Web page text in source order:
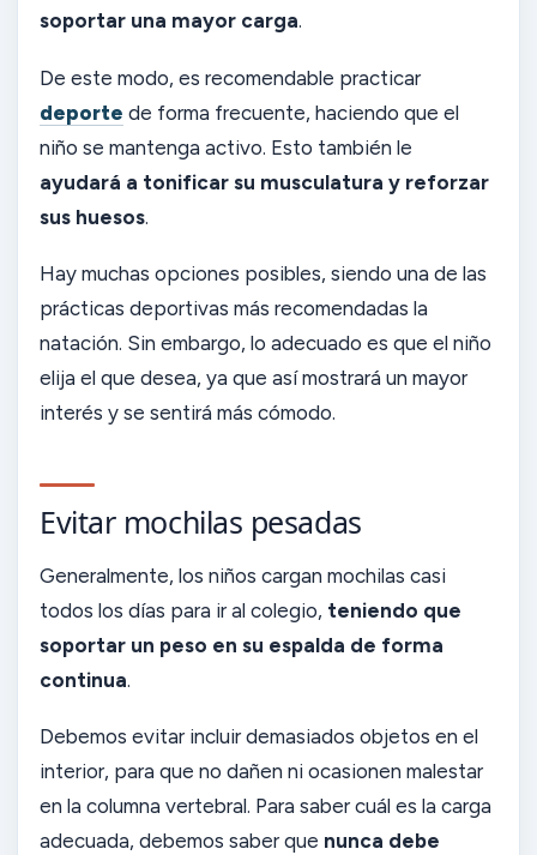
soportar una mayor carga.
De este modo, es recomendable practicar
deporte de forma frecuente, haciendo que el
niño se mantenga activo. Esto también le
ayudará a tonificar su musculatura y reforzar
sus huesos.
Hay muchas opciones posibles, siendo una de las
prácticas deportivas más recomendadas la
natación. Sin embargo, lo adecuado es que el niño
elija el que desea, ya que así mostrará un mayor
interés y se sentirá más cómodo.
Evitar mochilas pesadas
Generalmente, los niños cargan mochilas casi
todos los días para ir al colegio, teniendo que
soportar un peso en su espalda de forma
continua.
Debemos evitar incluir demasiados objetos en el
interior, para que no dañen ni ocasionen malestar
en la columna vertebral. Para saber cuál es la carga
adecuada, debemos saber que nunca debe